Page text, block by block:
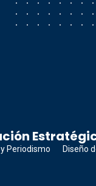
Periodismo Diseño